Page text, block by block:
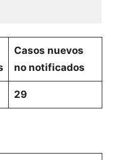
Casos nuevos
no notificados
29